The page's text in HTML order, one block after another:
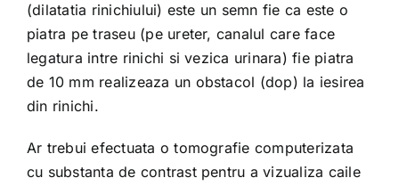
(dilatatia rinichiului) este un semn fie ca este o
piatra pe traseu (pe ureter, canalul care face
legatura intre rinichi si vezica urinara) fie piatra
de 10 mm realizeaza un obstacol (dop) la iesirea
din rinichi.
Ar trebui efectuata o tomografie computerizata
cu substanta de contrast pentru a vizualiza caile